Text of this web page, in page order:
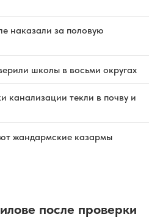
наказали за половую
школы в восьми округах
канализации текли в почву и
жандармские казармы
после проверки